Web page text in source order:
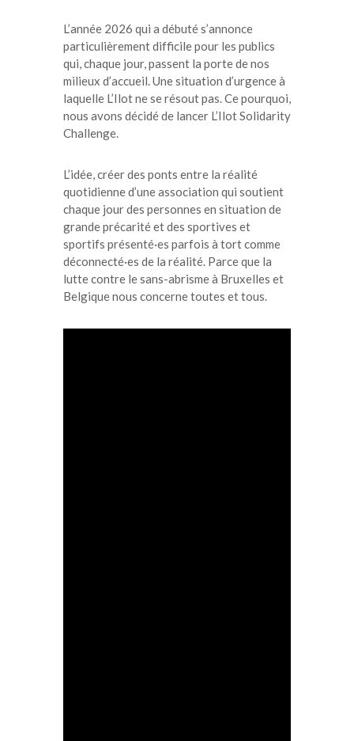
L’année 2026 qui a débuté s’annonce
particulièrement difficile pour les publics
qui, chaque jour, passent la porte de nos
milieux d’accueil. Une situation d’urgence à
laquelle L’Ilot ne se résout pas. Ce pourquoi,
nous avons décidé de lancer L’Ilot Solidarity
Challenge.
L’idée, créer des ponts entre la réalité
quotidienne d’une association qui soutient
chaque jour des personnes en situation de
grande précarité et des sportives et
sportifs présenté·es parfois à tort comme
déconnecté·es de la réalité. Parce que la
lutte contre le sans-abrisme à Bruxelles et
Belgique nous concerne toutes et tous.